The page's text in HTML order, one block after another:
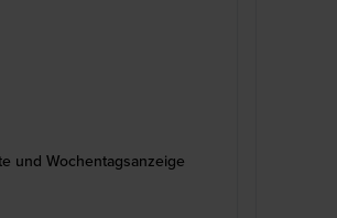
und Wochentagsanzeige